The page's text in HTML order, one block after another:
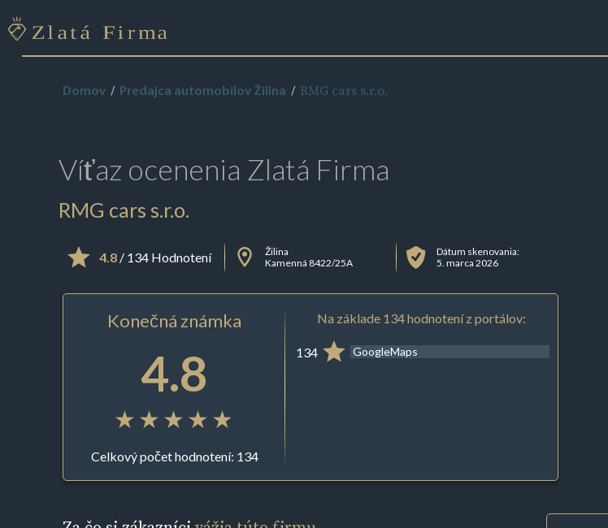
Domov Predajca automobilov Žilina RMG cars s.r.o.
Víťaz ocenenia Zlatá Firma
RMG cars s.r.o.
4.8/ 134 Hodnotení
Žilina
Kamenná 8422/25A
Dátum skenovania:
5. marca 2026
Konečná známka
4.8
Celkový počet hodnotení: 134
Na základe 134 hodnotení z portálov:
134 GoogleMaps